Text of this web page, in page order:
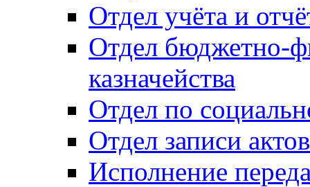
Отдел учёта и
Отдел бюджетно-
казначейства
Отдел по
Отдел записи
Исполнение